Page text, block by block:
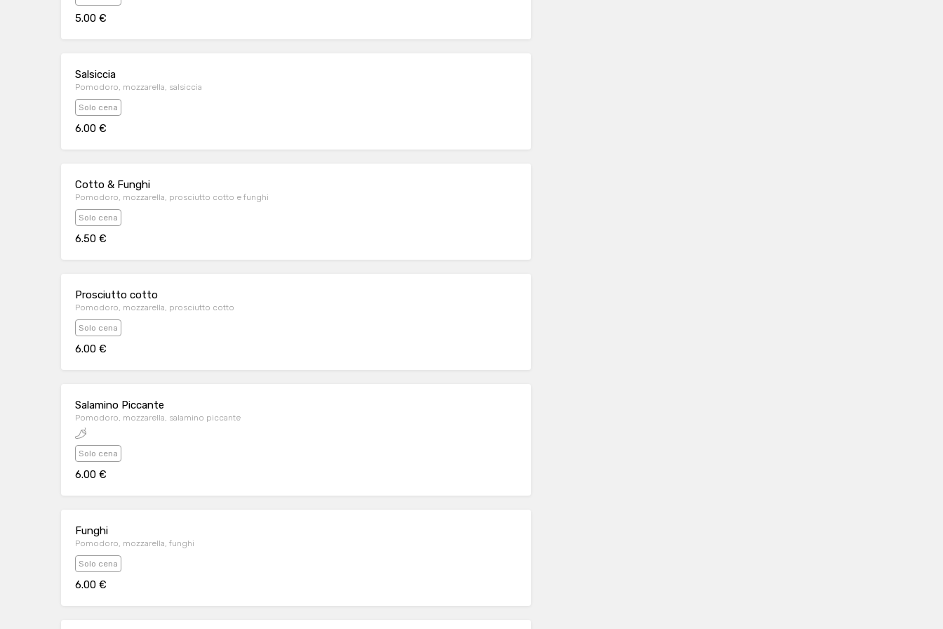
5.00 €
Salsiccia
Pomodoro, mozzarella, salsiccia
Solo cena
6.00 €
Cotto & Funghi
Pomodoro, mozzarella, prosciutto cotto e funghi
Solo cena
6.50 €
Prosciutto cotto
Pomodoro, mozzarella, prosciutto cotto
Solo cena
6.00 €
Salamino Piccante
Pomodoro, mozzarella, salamino piccante
Solo cena
6.00 €
Funghi
Pomodoro, mozzarella, funghi
Solo cena
6.00 €